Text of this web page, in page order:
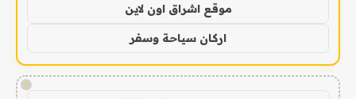
موقع اشراق اون لاين
اركان سياحة وسفر
!